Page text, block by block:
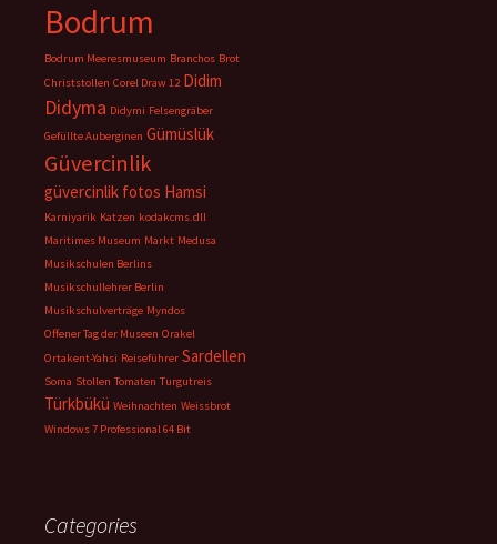
Bodrum
Bodrum Meeresmuseum Branchos Brot
Christstollen Corel Draw 12 Didim
Didyma Didymi Felsengräber
Gefüllte Auberginen Gümüslük
Güvercinlik
güvercinlik fotos Hamsi
Karniyarik Katzen kodakcms.dll
Maritimes Museum Markt Medusa
Musikschulen Berlins
Musikschullehrer Berlin
Musikschulverträge Myndos
Offener Tag der Museen Orakel
Ortakent-Yahsi Reiseführer Sardellen
Soma Stollen Tomaten Turgutreis
Türkbükü Weihnachten Weissbrot
Windows 7 Professional 64 Bit
Categories